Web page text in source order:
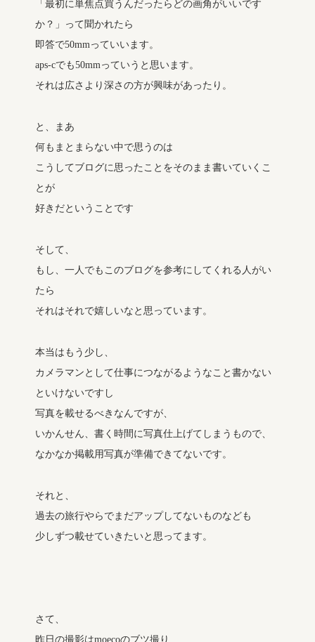
「最初に単焦点買うんだったらどの画角がいいです
か？」って聞かれたら
即答で50mmっていいます。
aps-cでも50mmっていうと思います。
それは広さより深さの方が興味があったり。
と、まあ
何もまとまらない中で思うのは
こうしてブログに思ったことをそのまま書いていくこ
とが
好きだということです
そして、
もし、一人でもこのブログを参考にしてくれる人がい
たら
それはそれで嬉しいなと思っています。
本当はもう少し、
カメラマンとして仕事につながるようなこと書かない
といけないですし
写真を載せるべきなんですが、
いかんせん、書く時間に写真仕上げてしまうもので、
なかなか掲載用写真が準備できてないです。
それと、
過去の旅行やらでまだアップしてないものなども
少しずつ載せていきたいと思ってます。
さて、
昨日の撮影はmoecoのブツ撮り